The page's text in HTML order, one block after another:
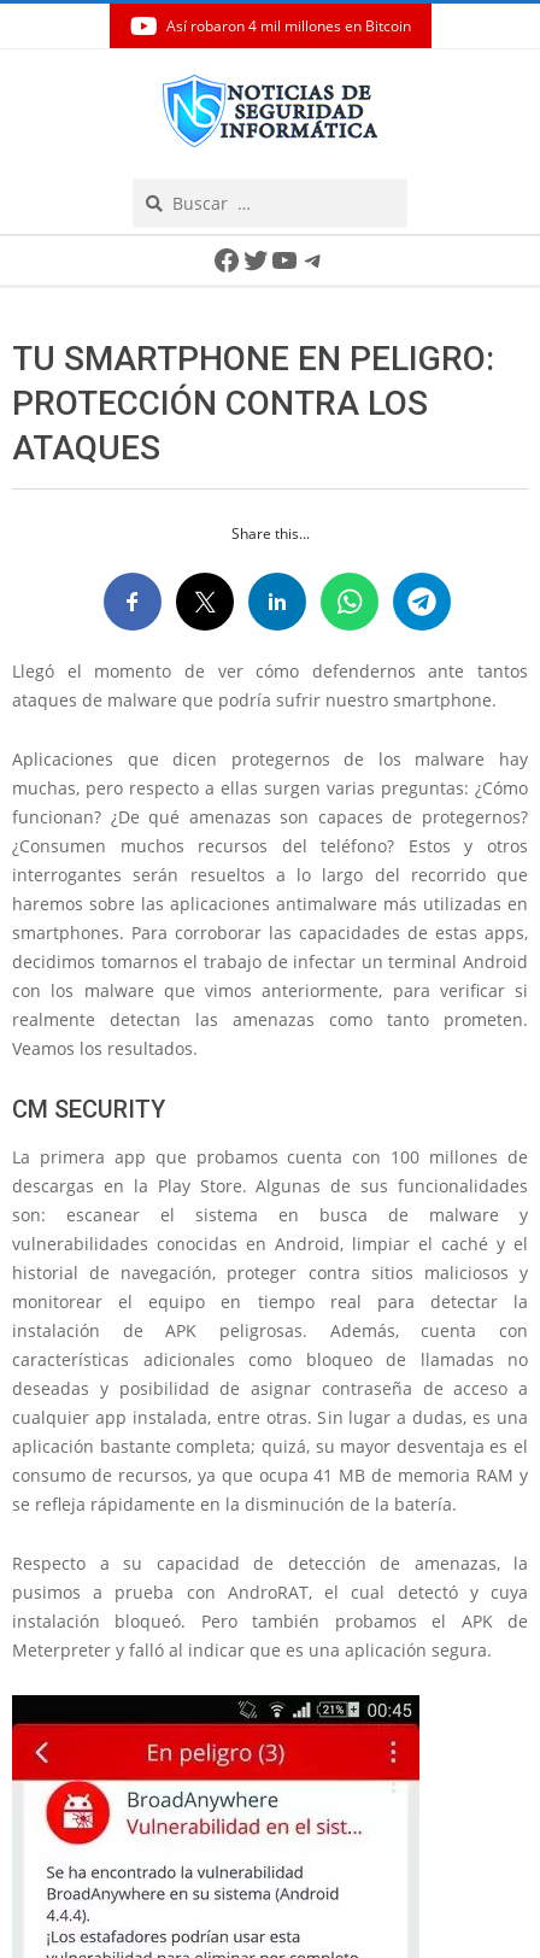
Así robaron 4 mil millones en Bitcoin
Facebook
Twitter
YouTube
Telegram
TU SMARTPHONE EN PELIGRO:
PROTECCIÓN CONTRA LOS
ATAQUES
Share this...
Llegó el momento de ver cómo defendernos ante tantos
ataques de malware que podría sufrir nuestro smartphone.
Aplicaciones que dicen protegernos de los malware hay
muchas, pero respecto a ellas surgen varias preguntas: ¿Cómo
funcionan? ¿De qué amenazas son capaces de protegernos?
¿Consumen muchos recursos del teléfono? Estos y otros
interrogantes serán resueltos a lo largo del recorrido que
haremos sobre las aplicaciones antimalware más utilizadas en
smartphones. Para corroborar las capacidades de estas apps,
decidimos tomarnos el trabajo de infectar un terminal Android
con los malware que vimos anteriormente, para verificar si
realmente detectan las amenazas como tanto prometen.
Veamos los resultados.
CM SECURITY
La primera app que probamos cuenta con 100 millones de
descargas en la Play Store. Algunas de sus funcionalidades
son: escanear el sistema en busca de malware y
vulnerabilidades conocidas en Android, limpiar el caché y el
historial de navegación, proteger contra sitios maliciosos y
monitorear el equipo en tiempo real para detectar la
instalación de APK peligrosas. Además, cuenta con
características adicionales como bloqueo de llamadas no
deseadas y posibilidad de asignar contraseña de acceso a
cualquier app instalada, entre otras. Sin lugar a dudas, es una
aplicación bastante completa; quizá, su mayor desventaja es el
consumo de recursos, ya que ocupa 41 MB de memoria RAM y
se refleja rápidamente en la disminución de la batería.
Respecto a su capacidad de detección de amenazas, la
pusimos a prueba con AndroRAT, el cual detectó y cuya
instalación bloqueó. Pero también probamos el APK de
Meterpreter y falló al indicar que es una aplicación segura.